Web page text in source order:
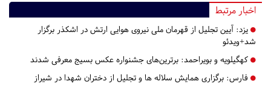
اخبار مرتبط
یزد: آیین تجلیل از قهرمان ملی نیروی هوایی ارتش در اشکذر برگزار
شد+ویدئو
کهگیلویه و بویراحمد: برترین‌های جشنواره عکس بسیج معرفی شدند
فارس: برگزاری همایش سلاله ها و تجلیل از دختران شهدا در شیراز